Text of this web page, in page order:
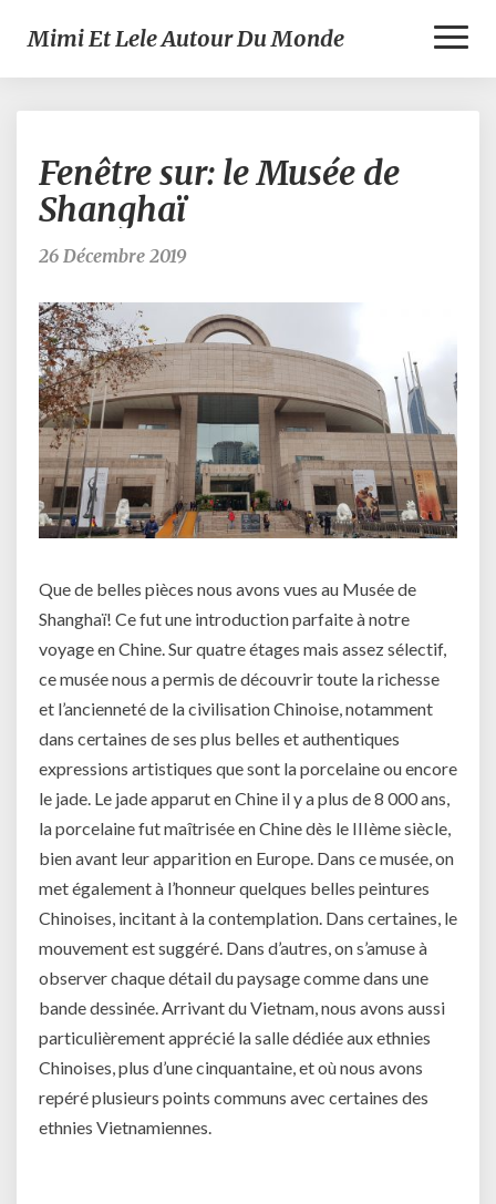
Mimi Et Lele Autour Du Monde
sur:
le
Fenêtre sur: le Musée de
Shanghaï
26 Décembre 2019
Que de belles pièces nous avons vues au Musée de
Shanghaï! Ce fut une introduction parfaite à notre
voyage en Chine. Sur quatre étages mais assez sélectif,
ce musée nous a permis de découvrir toute la richesse
et l’ancienneté de la civilisation Chinoise, notamment
dans certaines de ses plus belles et authentiques
expressions artistiques que sont la porcelaine ou encore
le jade. Le jade apparut en Chine il y a plus de 8 000 ans,
la porcelaine fut maîtrisée en Chine dès le IIIème siècle,
bien avant leur apparition en Europe. Dans ce musée, on
met également à l’honneur quelques belles peintures
Chinoises, incitant à la contemplation. Dans certaines, le
mouvement est suggéré. Dans d’autres, on s’amuse à
observer chaque détail du paysage comme dans une
bande dessinée. Arrivant du Vietnam, nous avons aussi
particulièrement apprécié la salle dédiée aux ethnies
Chinoises, plus d’une cinquantaine, et où nous avons
repéré plusieurs points communs avec certaines des
ethnies Vietnamiennes.